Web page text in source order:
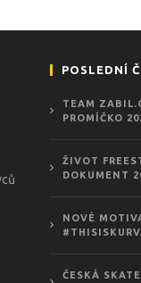
POSLEDNÍ
TEAM
PROMÍČKO
ŽIVOT
DOKUMENT
NOVÉ
ČESKÁ